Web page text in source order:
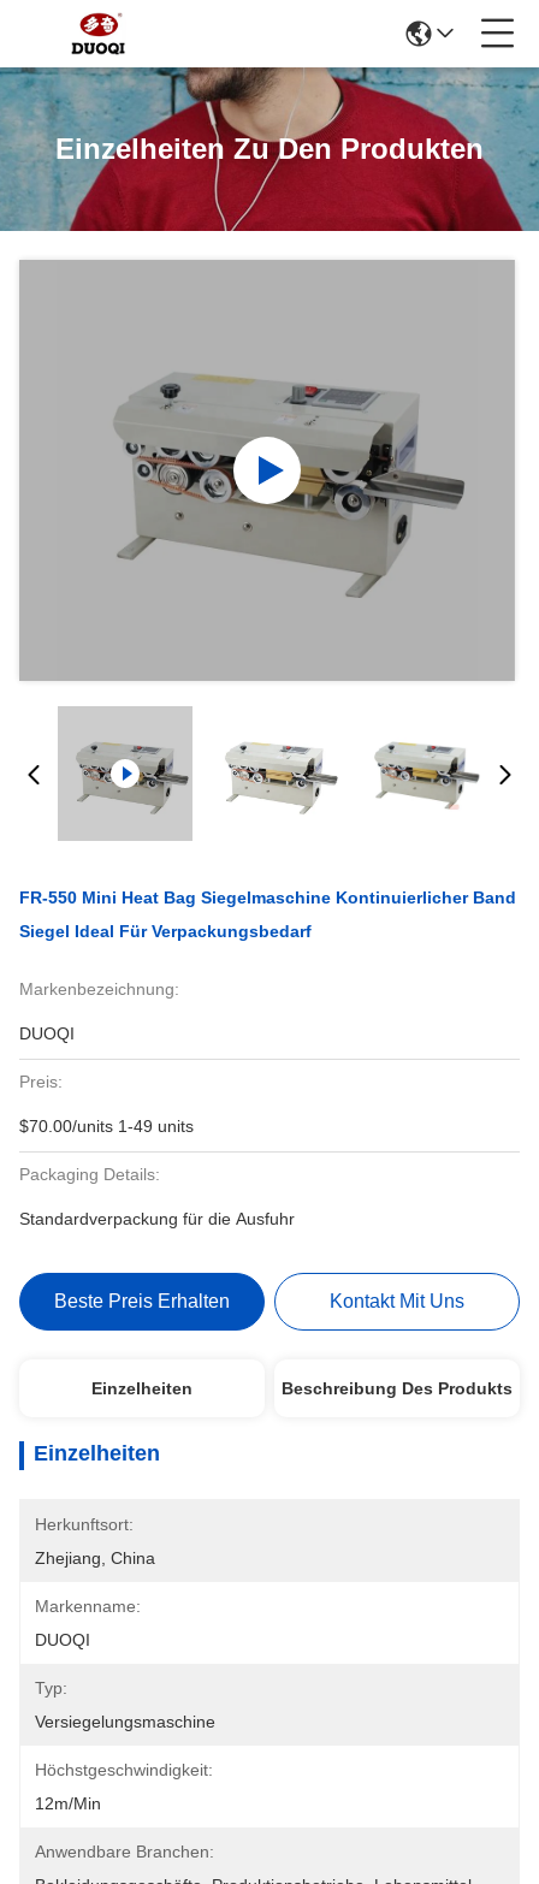
Einzelheiten Zu Den Produkten
FR-550 Mini Heat Bag Siegelmaschine Kontinuierlicher Band
Siegel Ideal Für Verpackungsbedarf
Markenbezeichnung:
DUOQI
Preis:
$70.00/units 1-49 units
Packaging Details:
Standardverpackung für die Ausfuhr
Beste Preis Erhalten Kontakt Mit Uns
Einzelheiten Beschreibung Des Produkts
Einzelheiten
Herkunftsort:
Zhejiang, China
Markenname:
DUOQI
Typ:
Versiegelungsmaschine
Höchstgeschwindigkeit:
12m/min
Anwendbare Branchen: